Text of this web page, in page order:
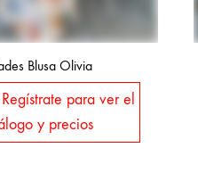
Blusa Olivia
para ver el
y precios